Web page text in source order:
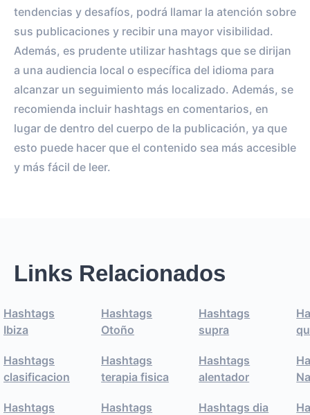
tendencias y desafíos, podrá llamar la atención sobre
sus publicaciones y recibir una mayor visibilidad.
Además, es prudente utilizar hashtags que se dirijan
a una audiencia local o específica del idioma para
alcanzar un seguimiento más localizado. Además, se
recomienda incluir hashtags en comentarios, en
lugar de dentro del cuerpo de la publicación, ya que
esto puede hacer que el contenido sea más accesible
y más fácil de leer.
Links Relacionados
Hashtags
Ibiza
Hashtags
Otoño
Hashtags
supra
Hashtags
clasificacion
Hashtags
terapia fisica
Hashtags
alentador
Hashtags
Hashtags
Hashtags dia